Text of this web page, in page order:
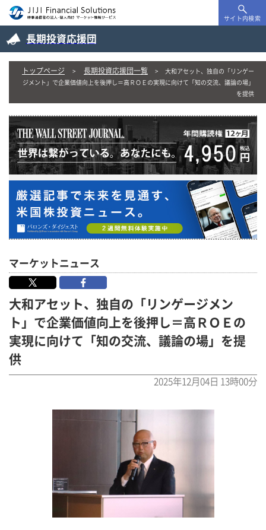
サイト内検索
長期投資応援団
トップページ 長期投資応援団一覧
大和アセット、独自の「リンゲー
ジメント」で企業価値向上を後押し＝高ＲＯＥの実現に向けて「知の交流、議論の場」
を提供
マーケットニュース
大和アセット、独自の「リンゲージメン
ト」で企業価値向上を後押し＝高ＲＯＥの
実現に向けて「知の交流、議論の場」を提
供
2025年12月04日 13時00分